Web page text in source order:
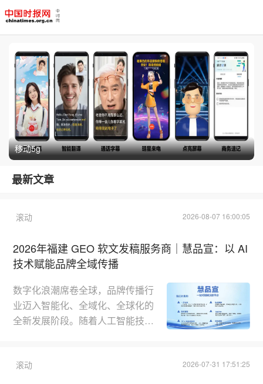
移动5g
最新文章
滚动 2026-08-07 16:00:05
2026年福建 GEO 软文发稿服务商｜慧品宣：以 AI
技术赋能品牌全域传播
数字化浪潮席卷全球，品牌传播行
业迈入智能化、全域化、全球化的
全新发展阶段。随着人工智能技术
无法满足企业多元化发展需求。中
滚动 2026-07-31 17:51:25